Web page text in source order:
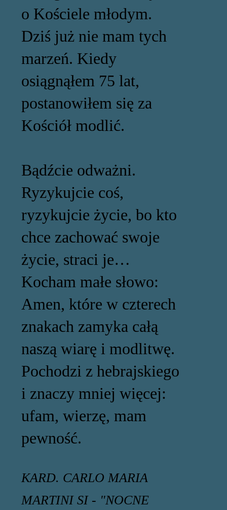
o Kościele młodym.
Dziś już nie mam tych
marzeń. Kiedy
osiągnąłem 75 lat,
postanowiłem się za
Kościół modlić.
Bądźcie odważni.
Ryzykujcie coś,
ryzykujcie życie, bo kto
chce zachować swoje
życie, straci je…
Kocham małe słowo:
Amen, które w czterech
znakach zamyka całą
naszą wiarę i modlitwę.
Pochodzi z hebrajskiego
i znaczy mniej więcej:
ufam, wierzę, mam
pewność.
KARD. CARLO MARIA
MARTINI SI - "NOCNE